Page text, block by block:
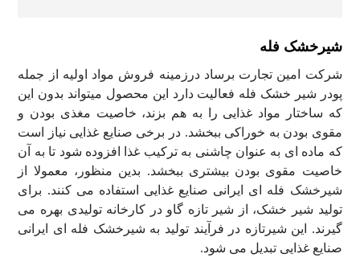
شیرخشک فله
شرکت امین تجارت برساد درزمینه فروش مواد اولیه از جمله
پودر شیر خشک فله فعالیت دارد این محصول میتواند بدون این
که ساختار مواد غذایی را به هم بزند، خاصیت مغذی بودن و
مقوی بودن به خوراکی ببخشد. در برخی صنایع غذایی نیاز است
که ماده ای به عنوان چاشنی به ترکیب غذا افزوده شود تا به آن
خاصیت مقوی بودن بیشتری ببخشد. بدین منظور، معمولا از
شیرخشک فله ای ایرانی صنایع غذایی استفاده می کنند. برای
تولید شیر خشک، از شیر تازه گاو در کارخانه تولیدی بهره می
گیرند. این شیرتازه در فرآیند تولید به شیرخشک فله ای ایرانی
صنایع غذایی تبدیل می شود.